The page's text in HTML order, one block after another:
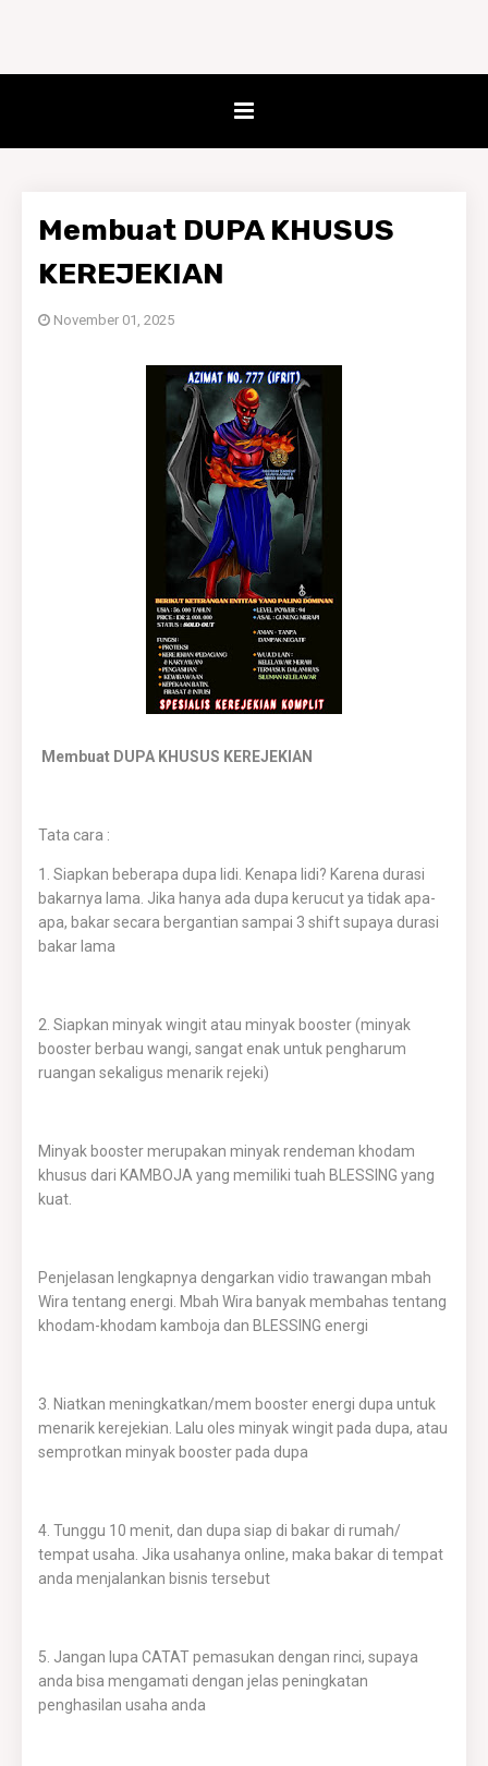
Membuat DUPA KHUSUS
KEREJEKIAN
November 01, 2025
Membuat DUPA KHUSUS KEREJEKIAN
Tata cara :
1. Siapkan beberapa dupa lidi. Kenapa lidi? Karena durasi
bakarnya lama. Jika hanya ada dupa kerucut ya tidak apa-
apa, bakar secara bergantian sampai 3 shift supaya durasi
bakar lama
2. Siapkan minyak wingit atau minyak booster (minyak
booster berbau wangi, sangat enak untuk pengharum
ruangan sekaligus menarik rejeki)
Minyak booster merupakan minyak rendeman khodam
khusus dari KAMBOJA yang memiliki tuah BLESSING yang
kuat.
Penjelasan lengkapnya dengarkan vidio trawangan mbah
Wira tentang energi. Mbah Wira banyak membahas tentang
khodam-khodam kamboja dan BLESSING energi
3. Niatkan meningkatkan/mem booster energi dupa untuk
menarik kerejekian. Lalu oles minyak wingit pada dupa, atau
semprotkan minyak booster pada dupa
4. Tunggu 10 menit, dan dupa siap di bakar di rumah/
tempat usaha. Jika usahanya online, maka bakar di tempat
anda menjalankan bisnis tersebut
5. Jangan lupa CATAT pemasukan dengan rinci, supaya
anda bisa mengamati dengan jelas peningkatan
penghasilan usaha anda